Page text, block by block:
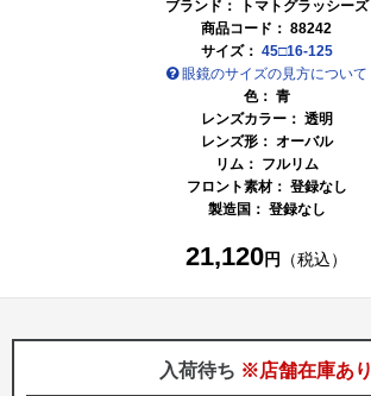
ブランド：
トマトグラッシーズ
商品コード： 88242
サイズ： 45□16-125
眼鏡のサイズの見方について
色： 青
レンズカラー： 透明
レンズ形： オーバル
リム： フルリム
フロント素材： 登録なし
製造国： 登録なし
21,120円 （税込）
入荷待ち ※店舗在庫あり